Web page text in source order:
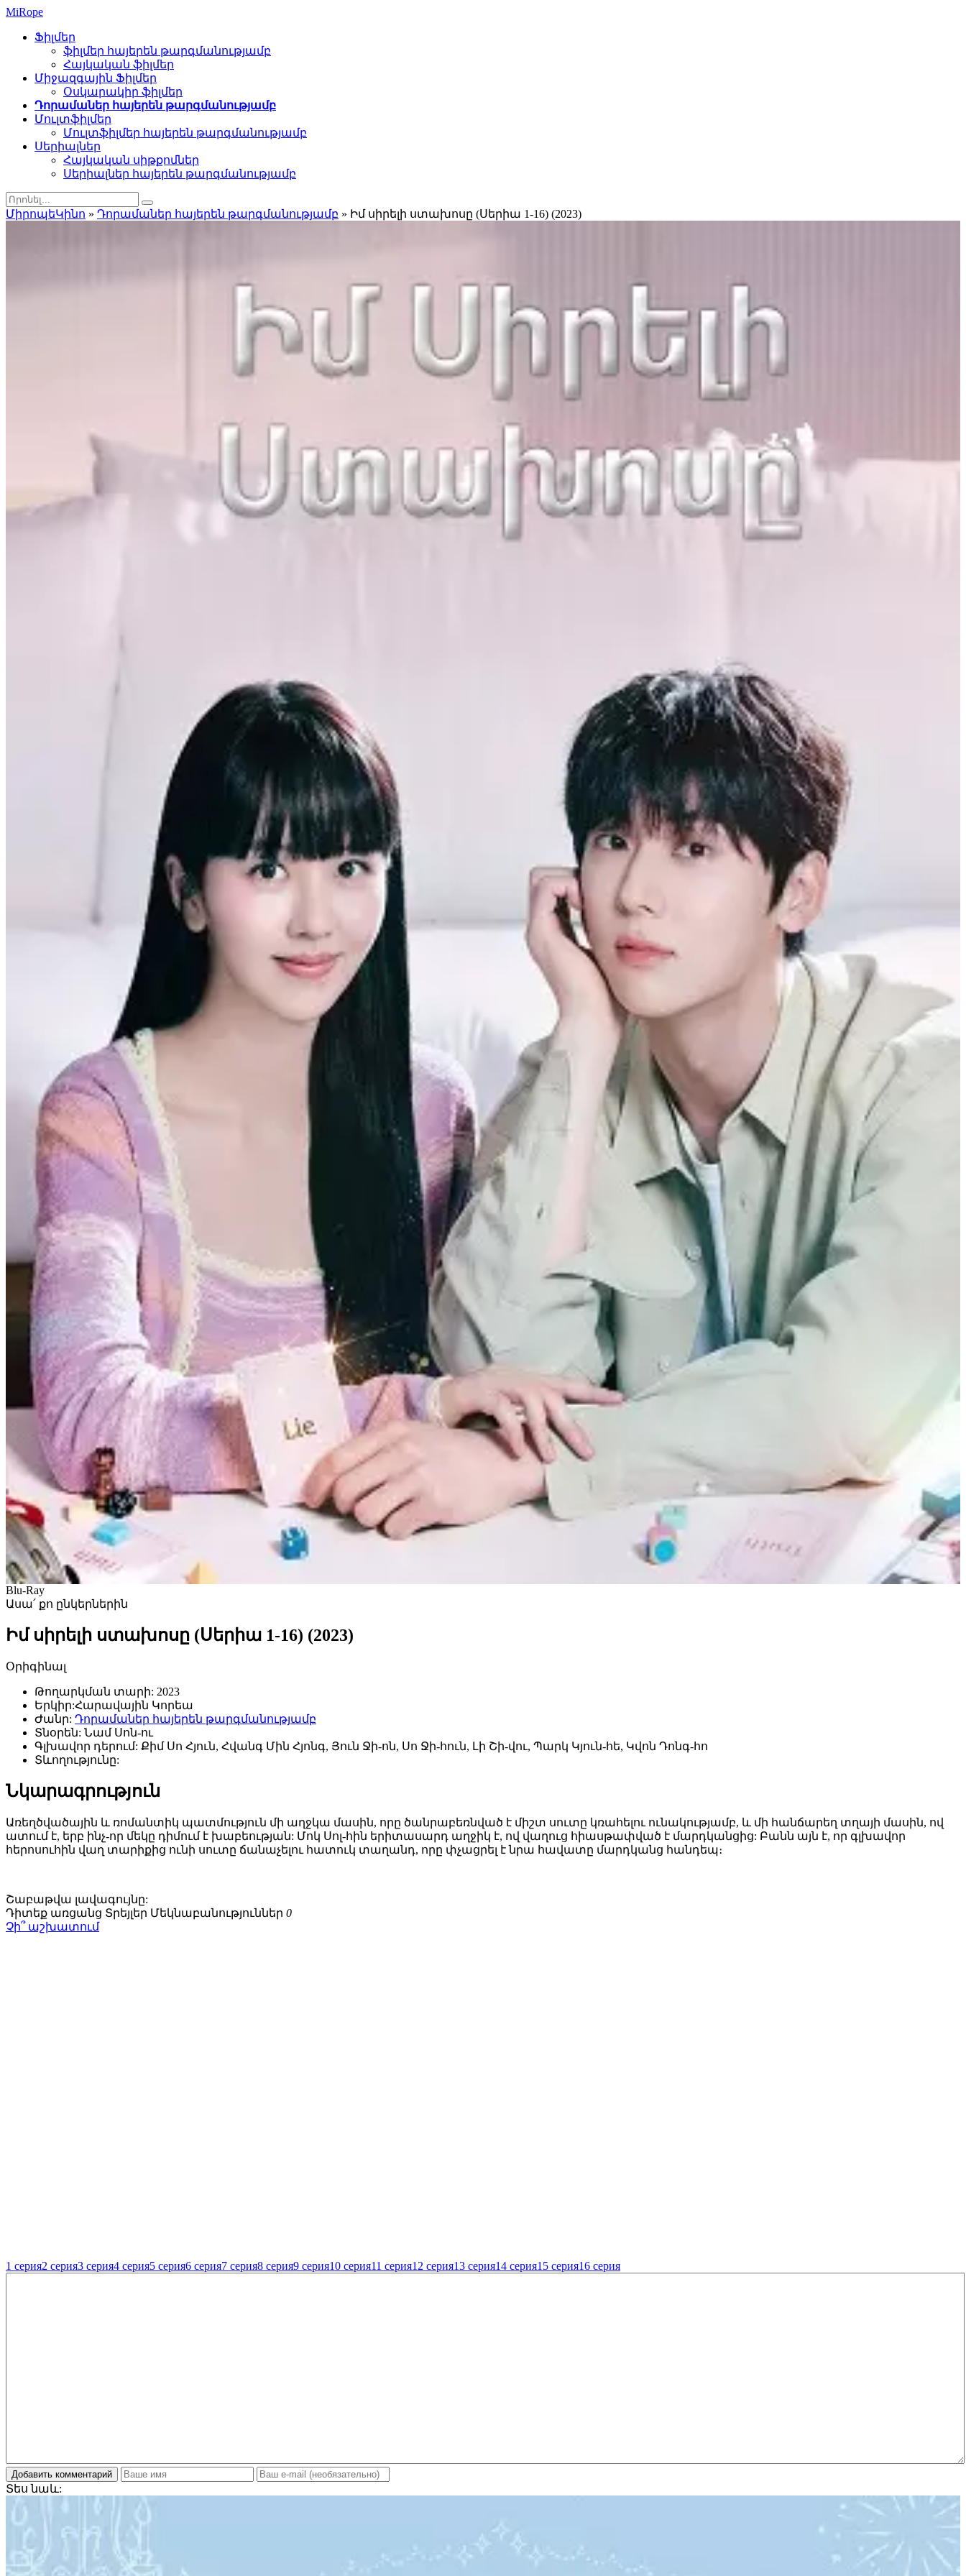
MiRope
Ֆիլմեր
ֆիլմեր հայերեն թարգմանությամբ
Հայկական ֆիլմեր
Միջազգային Ֆիլմեր
Օսկարակիր ֆիլմեր
Դորամաներ հայերեն թարգմանությամբ
Մուլտֆիլմեր
Մուլտֆիլմեր հայերեն թարգմանությամբ
Սերիալներ
Հայկական սիթքոմներ
Սերիալներ հայերեն թարգմանությամբ
ՄիրոպեԿինո » Դորամաներ հայերեն թարգմանությամբ » Իմ սիրելի ստախոսը (Սերիա 1-16) (2023)
Blu-Ray
Ասա՛ քո ընկերներին
Իմ սիրելի ստախոսը (Սերիա 1-16) (2023)
Օրիգինալ
Թողարկման տարի: 2023
Երկիր:Հարավային Կորեա
Ժանր: Դորամաներ հայերեն թարգմանությամբ
Տնօրեն: Նամ Սոն-ու
Գլխավոր դերում: Քիմ Սո Հյուն, Հվանգ Մին Հյոնգ, Յուն Ջի-ոն, Սո Ջի-հուն, Լի Շի-վու, Պարկ Կյուն-հե, Կվոն Դոնգ-հո
Տևողությունը:
Նկարագրություն
Առեղծվածային և ռոմանտիկ պատմություն մի աղջկա մասին, որը ծանրաբեռնված է միշտ սուտը կռահելու ունակությամբ, և մի հանճարեղ տղայի մասին, ով
ատում է, երբ ինչ-որ մեկը դիմում է խաբեության: Մոկ Սոլ-հին երիտասարդ աղջիկ է, ով վաղուց հիասթափված է մարդկանցից: Բանն այն է, որ գլխավոր
հերոսուհին վաղ տարիքից ունի սուտը ճանաչելու հատուկ տաղանդ, որը փչացրել է նրա հավատը մարդկանց հանդեպ։
Շաբաթվա լավագույնը:
Դիտեք առցանց Տրեյլեր Մեկնաբանություններ 0
Չի՞ աշխատում
1 серия2 серия3 серия4 серия5 серия6 серия7 серия8 серия9 серия10 серия11 серия12 серия13 серия14 серия15 серия16 серия
Добавить комментарий
Տեսնաև: